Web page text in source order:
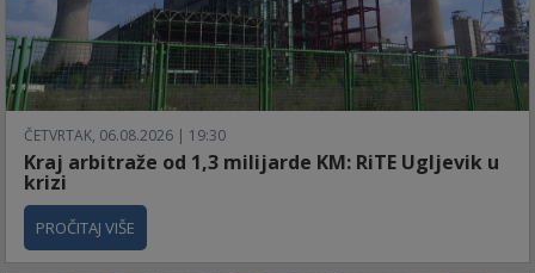
ČETVRTAK, 06.08.2026 | 19:30
Kraj arbitraže od 1,3 milijarde KM: RiTE Ugljevik u
krizi
PROČITAJ VIŠE